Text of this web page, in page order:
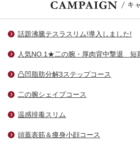
話題沸騰テスラスリム!導入しました!
人気NO.1★二の腕・厚肉背中撃退 短
凸凹脂肪分解3ステップコース
二の腕シェイプコース
温感排毒スリム
頭蓋表筋＆痩身小顔コース